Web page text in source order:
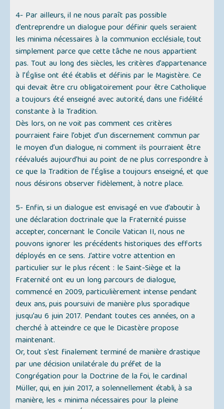
4- Par ailleurs, il ne nous paraît pas possible
d’entreprendre un dialogue pour définir quels seraient
les minima nécessaires à la communion ecclésiale, tout
simplement parce que cette tâche ne nous appartient
pas. Tout au long des siècles, les critères d’appartenance
à l’Église ont été établis et définis par le Magistère. Ce
qui devait être cru obligatoirement pour être Catholique
a toujours été enseigné avec autorité, dans une fidélité
constante à la Tradition.
Dès lors, on ne voit pas comment ces critères
pourraient faire l’objet d’un discernement commun par
le moyen d’un dialogue, ni comment ils pourraient être
réévalués aujourd’hui au point de ne plus correspondre à
ce que la Tradition de l’Église a toujours enseigné, et que
nous désirons observer fidèlement, à notre place.
5- Enfin, si un dialogue est envisagé en vue d’aboutir à
une déclaration doctrinale que la Fraternité puisse
accepter, concernant le Concile Vatican II, nous ne
pouvons ignorer les précédents historiques des efforts
déployés en ce sens. J’attire votre attention en
particulier sur le plus récent : le Saint-Siège et la
Fraternité ont eu un long parcours de dialogue,
commencé en 2009, particulièrement intense pendant
deux ans, puis poursuivi de manière plus sporadique
jusqu’au 6 juin 2017. Pendant toutes ces années, on a
cherché à atteindre ce que le Dicastère propose
maintenant.
Or, tout s’est finalement terminé de manière drastique
par une décision unilatérale du préfet de la
Congrégation pour la Doctrine de la foi, le cardinal
Müller, qui, en juin 2017, a solennellement établi, à sa
manière, les« minima nécessaires pour la pleine